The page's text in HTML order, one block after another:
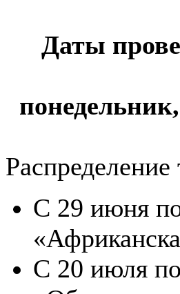
Даты
С 29 июня
С 20 июля по